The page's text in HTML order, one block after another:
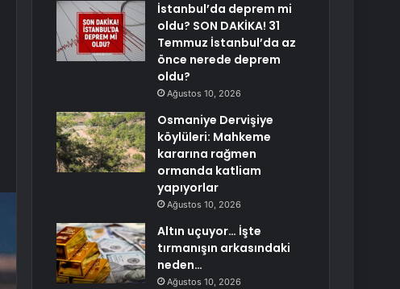
İstanbul’da deprem mi
oldu? SON DAKİKA! 31
Temmuz İstanbul’da az
önce nerede deprem
oldu?
Ağustos 10, 2026
Osmaniye Dervişiye
köylüleri: Mahkeme
kararına rağmen
ormanda katliam
yapıyorlar
Ağustos 10, 2026
Altın uçuyor… İşte
tırmanışın arkasındaki
neden…
Ağustos 10, 2026